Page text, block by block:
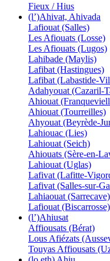
Fieux / Hius
(l’)Ahivat, Ahivada
Lafiouat (Salles)
Les Afiouats (Losse)
Les Afiouats (Lugos)
Lahibade (Maylis)
Lafibat (Hastingues)
Lafibat (Labastide-
Adahyouat (Cazaril-
Ahiouat
Ahiouat (Tourreilles)
Ahyouat (Beyrède-
Lahiouac (Lies)
Lahiouat (Seich)
Ahiouats (Sère-en-
Lahiouat (Uglas)
Lafivat (Lafitte-
Lafivat (Salles-sur-
Lahiaouat (Sarrecave)
Lafiouat (Biscarrosse)
(l’)Ahiusat
Affiousats (Bérat)
Lous Afiézats
Touyas Affiousats